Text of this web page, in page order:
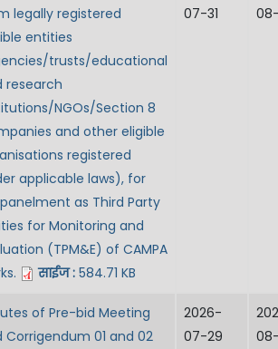
legally registered
entities
trusts/educational
research
NGOs/Section 8
and other eligible
registered
applicable laws), for
as Third Party
for Monitoring and
(TPM&E) of CAMPA
साईज :584.71 KB
07-31
of Pre-bid Meeting
Corrigendum 01 and 02
2026-
07-29
08-